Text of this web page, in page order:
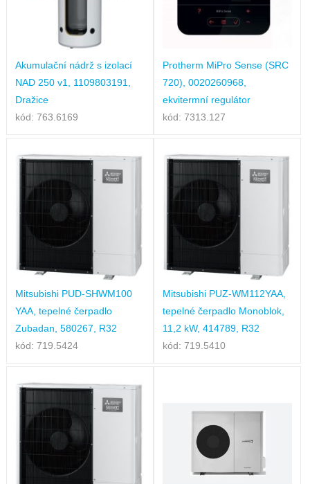
Akumulační nádrž s izolací
NAD 250 v1, 1109803191,
Dražice
kód: 763.6169
Protherm MiPro Sense (SRC
720), 0020260968,
ekvitermní regulátor
kód: 7313.127
Mitsubishi PUD-SHWM100
YAA, tepelné čerpadlo
Zubadan, 580267, R32
kód: 719.5424
Mitsubishi PUZ-WM112YAA,
tepelné čerpadlo Monoblok,
11,2 kW, 414789, R32
kód: 719.5410